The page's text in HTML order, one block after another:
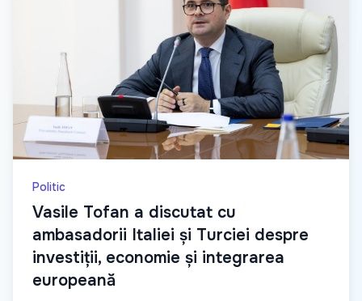
Politic
Vasile Tofan a discutat cu
ambasadorii Italiei și Turciei despre
investiții, economie și integrarea
europeană